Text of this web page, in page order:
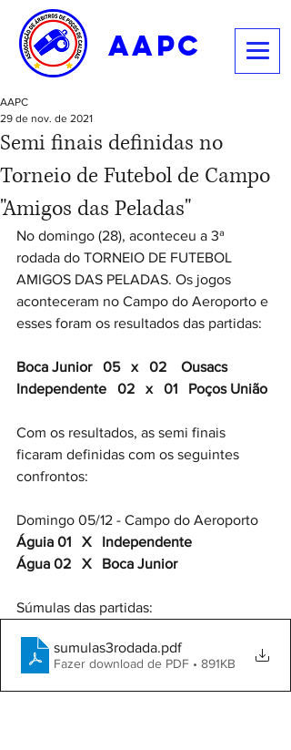
aapc
Semi finais definidas no
Torneio de Futebol de Campo
"Amigos das Peladas"
AAPC
29 de nov. de 2021
No domingo (28), aconteceu a 3ª
rodada do TORNEIO DE FUTEBOL
AMIGOS DAS PELADAS. Os jogos
aconteceram no Campo do Aeroporto e
esses foram os resultados das partidas:
Boca Junior   05   x   02    Ousacs
Independente   02   x   01   Poços União
Com os resultados, as semi finais
ficaram definidas com os seguintes
confrontos:
Domingo 05/12 - Campo do Aeroporto
Águia 01   X   Independente
Água 02   X   Boca Junior
Súmulas das partidas:
sumulas3rodada.pdf
Fazer download de PDF • 891KB